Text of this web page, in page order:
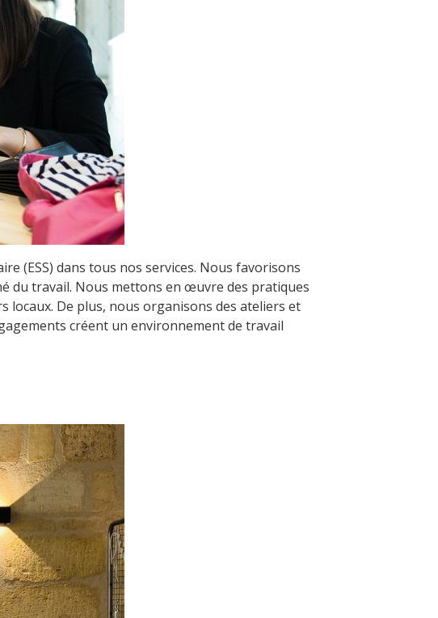
(ESS) dans tous nos services. Nous favorisons
du travail. Nous mettons en œuvre des pratiques
locaux. De plus, nous organisons des ateliers et
créent un environnement de travail